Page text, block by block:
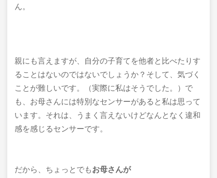
ん。
親にも言えますが、自分の子育てを他者と比べたりす
ることはないのではないでしょうか？そして、気づく
ことが難しいです。（実際に私はそうでした。）で
も、お母さんには特別なセンサーがあると私は思って
います。それは、うまく言えないけどなんとなく違和
感を感じるセンサーです。
だから、ちょっとでもお母さんが